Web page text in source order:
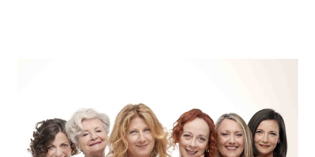
“Settembre dell’Accademia” dove si esibirà per il secondo anno
consecutivo. Il pubblico milanese avrà il piacere di applaudire i
giovani artisti della Baltic Sea Youth Philharmonic per la quarta